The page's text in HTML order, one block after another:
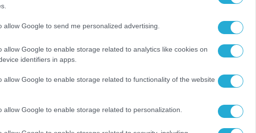
allow Google to send me personalized advertising.
allow Google to enable storage related to analytics like cookies on
identifiers in apps.
allow Google to enable storage related to functionality of the website
allow Google to enable storage related to personalization.